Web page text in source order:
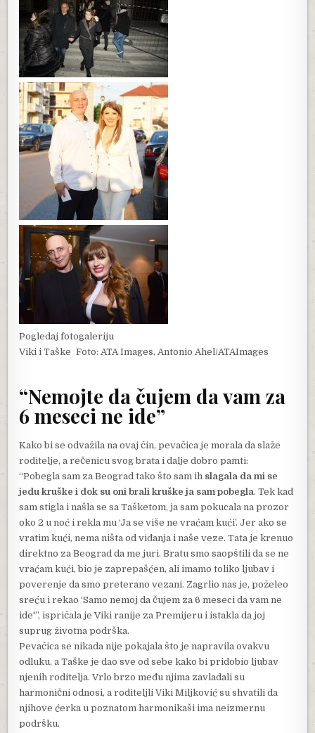
Pogledaj fotogaleriju
Viki i TaškeFoto: ATA Images, Antonio Ahel/ATAImages
“Nemojte da čujem da vam za
6 meseci ne ide”
Kako bi se odvažila na ovaj čin, pevačica je morala da slaže
roditelje, a rečenicu svog brata i dalje dobro pamti:
“Pobegla sam za Beograd tako što sam ih slagala da mi se
jedu kruške i dok su oni brali kruške ja sam pobegla. Tek kad
sam stigla i našla se sa Tašketom, ja sam pokucala na prozor
oko 2 u noć i rekla mu ‘Ja se više ne vraćam kući’. Jer ako se
vratim kući, nema ništa od viđanja i naše veze. Tata je krenuo
direktno za Beograd da me juri. Bratu smo saopštili da se ne
vraćam kući, bio je zaprepašćen, ali imamo toliko ljubav i
poverenje da smo preterano vezani. Zagrlio nas je, poželeo
sreću i rekao ‘Samo nemoj da čujem za 6 meseci da vam ne
ide'”, ispričala je Viki ranije za Premijeru i istakla da joj
suprug životna podrška.
Pevačica se nikada nije pokajala što je napravila ovakvu
odluku, a Taške je dao sve od sebe kako bi pridobio ljubav
njenih roditelja. Vrlo brzo među njima zavladali su
harmonični odnosi, a roditeljli Viki Miljković su shvatili da
njihove ćerka u poznatom harmonikaši ima neizmernu
podršku.